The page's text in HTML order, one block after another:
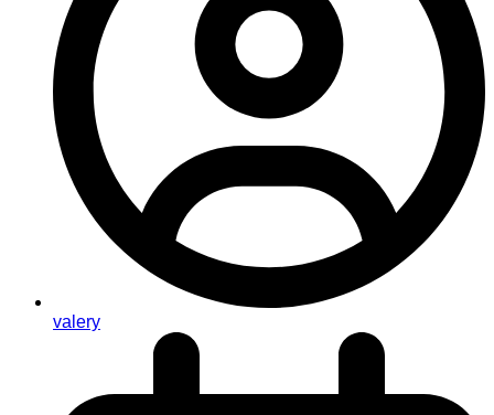
valery